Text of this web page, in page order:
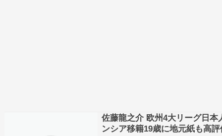
佐藤龍之介 欧州4大リーグ日
ンシア移籍19歳に地元紙も高評